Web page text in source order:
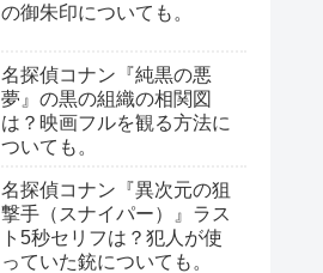
の御朱印についても。
名探偵コナン『純黒の悪
夢』の黒の組織の相関図
は？映画フルを観る方法に
ついても。
名探偵コナン『異次元の狙
撃手（スナイパー）』ラス
ト5秒セリフは？犯人が使
っていた銃についても。